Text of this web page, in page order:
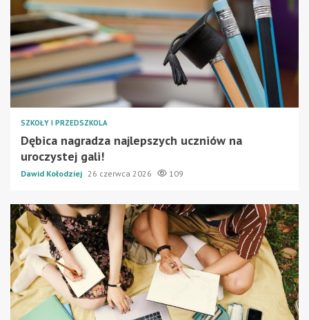
SZKOŁY I PRZEDSZKOLA
Dębica nagradza najlepszych uczniów na
uroczystej gali!
Dawid Kołodziej 26 czerwca 2026 109